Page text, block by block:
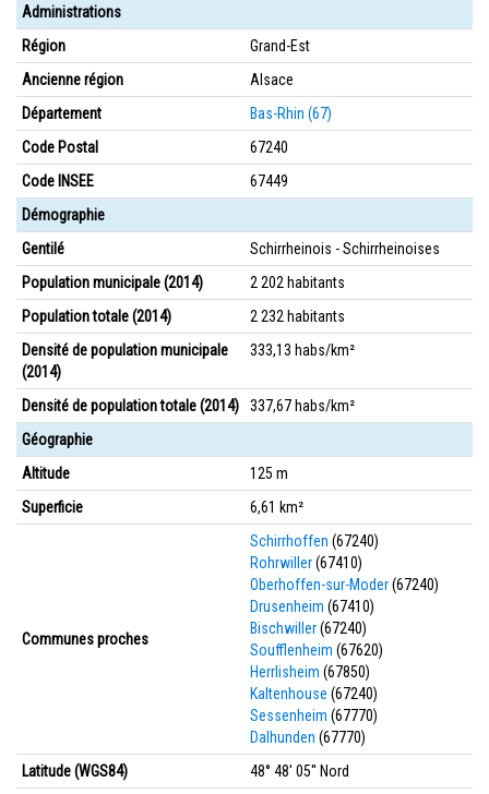
Administrations
Région
Grand-Est
Ancienne région
Alsace
Département
Bas-Rhin (67)
Code Postal
67240
Code INSEE
67449
Démographie
Gentilé
Schirrheinois - Schirrheinoises
Population municipale (2014)
2 202 habitants
Population totale (2014)
2 232 habitants
Densité de population municipale
(2014)
333,13 habs/km²
Densité de population totale (2014)
337,67 habs/km²
Géographie
Altitude
125 m
Superficie
6,61 km²
Communes proches
Schirrhoffen (67240)
Rohrwiller(67410)
Oberhoffen-sur-Moder(67240)
Drusenheim (67410)
Bischwiller(67240)
Soufflenheim (67620)
Herrlisheim (67850)
Kaltenhouse (67240)
Sessenheim (67770)
Dalhunden (67770)
Latitude (WGS84)
48° 48' 05'' Nord